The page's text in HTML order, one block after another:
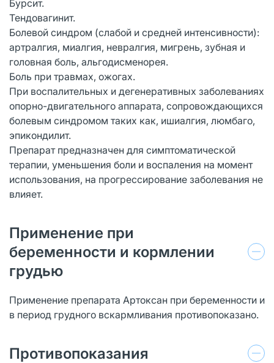
Бурсит.
Тендовагинит.
Болевой синдром (слабой и средней интенсивности):
артралгия, миалгия, невралгия, мигрень, зубная и
головная боль, альгодисменорея.
Боль при травмах, ожогах.
При воспалительных и дегенеративных заболеваниях
опорно-двигательного аппарата, сопровождающихся
болевым синдромом таких как, ишиалгия, люмбаго,
эпикондилит.
Препарат предназначен для симптоматической
терапии, уменьшения боли и воспаления на момент
использования, на прогрессирование заболевания не
влияет.
Применение при
беременности и кормлении
грудью
Применение препарата Артоксан при беременности и
в период грудного вскармливания противопоказано.
Противопоказания